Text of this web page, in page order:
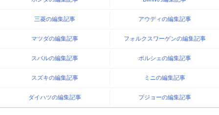
三菱の編集記事 アウディの編集記事
マツダの編集記事 フォルクスワーゲンの編集記事
スバルの編集記事 ポルシェの編集記事
スズキの編集記事 ミニの編集記事
ダイハツの編集記事 プジョーの編集記事